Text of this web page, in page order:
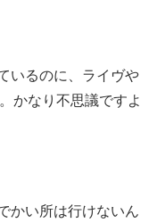
いるのに、ライヴや
かなり不思議ですよ
かい所は行けないん